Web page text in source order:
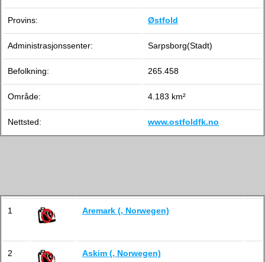
Provins: Østfold
Administrasjonssenter: Sarpsborg(Stadt)
Befolkning: 265.458
Område: 4.183 km²
Nettsted: www.ostfoldfk.no
1 Aremark (, Norwegen)
2 Askim (, Norwegen)